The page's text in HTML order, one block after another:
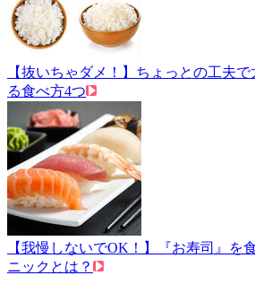
【抜いちゃダメ！】ちょっとの工夫
る食べ方4つ
【我慢しないでOK！】『お寿司』を
ニックとは？